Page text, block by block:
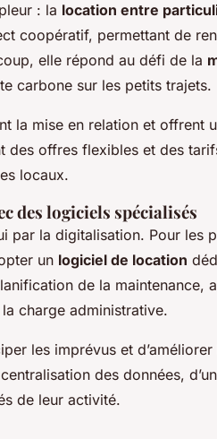
: la location entre
coopératif, permettant de
elle répond au défi de la
carbone sur les petits trajets.
la mise en relation et offrent
des offres flexibles et des
locaux.
des logiciels spécialisés
par la digitalisation. Pour les
un logiciel de location
de la maintenance,
charge administrative.
les imprévus et
des données,
de leur activité.